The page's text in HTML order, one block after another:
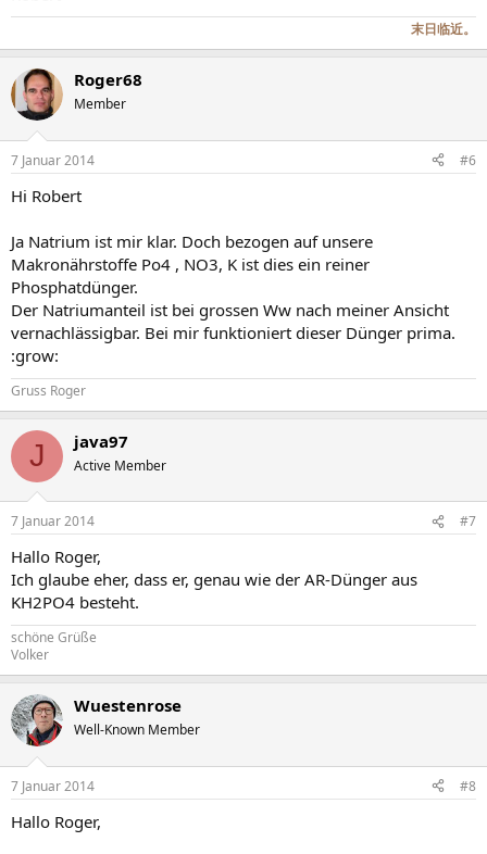
末日临近。
Roger68
Member
7 Januar 2014 #6
Hi Robert
Ja Natrium ist mir klar. Doch bezogen auf unsere
Makronährstoffe Po4 , NO3, K ist dies ein reiner
Phosphatdünger.
Der Natriumanteil ist bei grossen Ww nach meiner Ansicht
vernachlässigbar. Bei mir funktioniert dieser Dünger prima.
:grow:
Gruss Roger
J java97
Active Member
7 Januar 2014 #7
Hallo Roger,
Ich glaube eher, dass er, genau wie der AR-Dünger aus
KH2PO4 besteht.
schöne Grüße
Volker
Wuestenrose
Well-Known Member
7 Januar 2014 #8
Hallo Roger,